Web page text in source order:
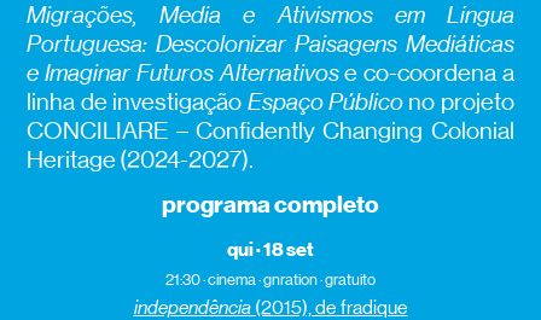
Migrações, Media e Ativismos em Língua
Portuguesa: Descolonizar Paisagens Mediáticas
e Imaginar Futuros Alternativose co-coordena a
linha de investigação Espaço Públicono projeto
CONCILIARE – Confidently Changing Colonial
Heritage (2024-2027).
programa completo
qui · 18 set
21:30 · cinema · gnration · gratuito
independência(2015), de fradique